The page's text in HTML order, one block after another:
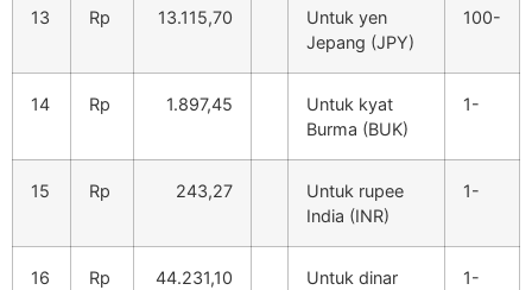
13 Rp 13.115,70
Untuk yen
Jepang (JPY)
100-
14 Rp 1.897,45
Untuk kyat
Burma (BUK)
1-
15 Rp 243,27
Untuk rupee
India (INR)
1-
16 Rp 44.231,10
Untuk dinar
1-